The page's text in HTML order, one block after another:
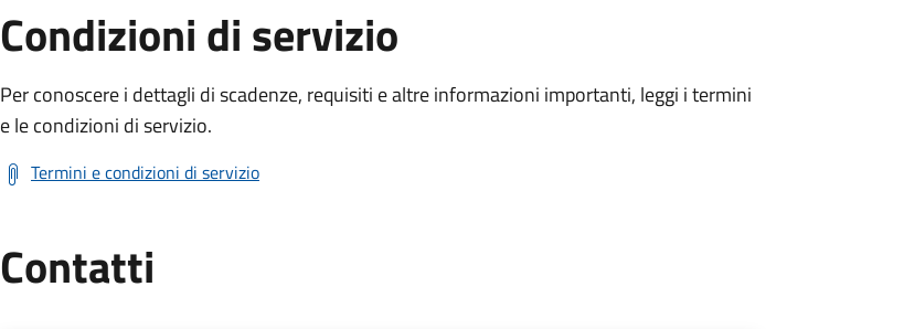
Condizioni di servizio
Per conoscere i dettagli di scadenze, requisiti e altre informazioni importanti, leggi i termini
e le condizioni di servizio.
Termini e condizioni di servizio
Contatti